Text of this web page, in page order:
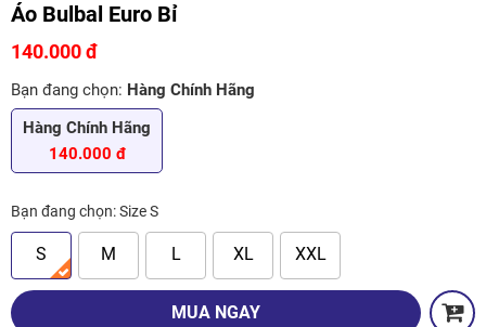
Áo Bulbal Euro Bỉ
140.000 đ
Bạn đang chọn: Hàng Chính Hãng
Hàng Chính Hãng
140.000 đ
Bạn đang chọn:Size S
S M L XL XXL
MUA NGAY